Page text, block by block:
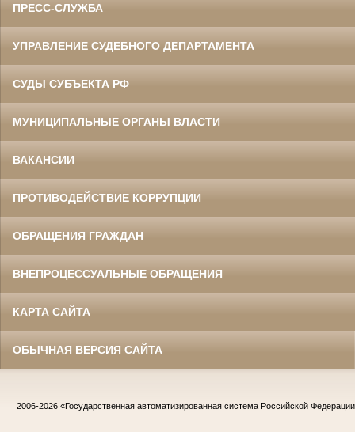
ПРЕСС-СЛУЖБА
УПРАВЛЕНИЕ СУДЕБНОГО ДЕПАРТАМЕНТА
СУДЫ СУБЪЕКТА РФ
МУНИЦИПАЛЬНЫЕ ОРГАНЫ ВЛАСТИ
ВАКАНСИИ
ПРОТИВОДЕЙСТВИЕ КОРРУПЦИИ
ОБРАЩЕНИЯ ГРАЖДАН
ВНЕПРОЦЕССУАЛЬНЫЕ ОБРАЩЕНИЯ
КАРТА САЙТА
ОБЫЧНАЯ ВЕРСИЯ САЙТА
2006-2026 «Государственная автоматизированная система Российской